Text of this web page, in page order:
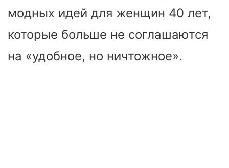
модных идей для женщин 40 лет,
которые больше не соглашаются
на «удобное, но ничтожное».